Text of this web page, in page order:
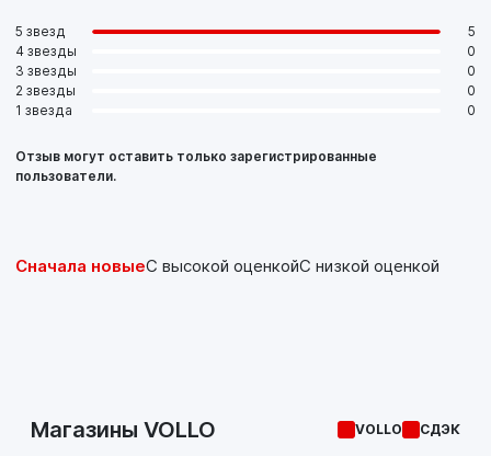
5 звезд
5
4 звезды
0
3 звезды
0
2 звезды
0
1 звезда
0
Отзыв могут оставить только зарегистрированные
пользователи.
Сначала новыеС высокой оценкойС низкой оценкой
Магазины VOLLO VOLLO СДЭК